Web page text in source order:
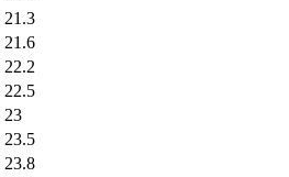
21.3
21.6
22.2
22.5
23
23.5
23.8